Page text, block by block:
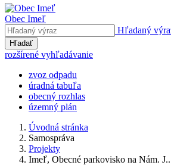
Obec Imeľ
Hľadaný
Hľadať
rozšírené vyhľadávanie
zvoz odpadu
úradná tabuľa
obecný rozhlas
územný plán
Úvodná stránka
Samospráva
Projekty
Imeľ, Obecné parkovisko na Nám.